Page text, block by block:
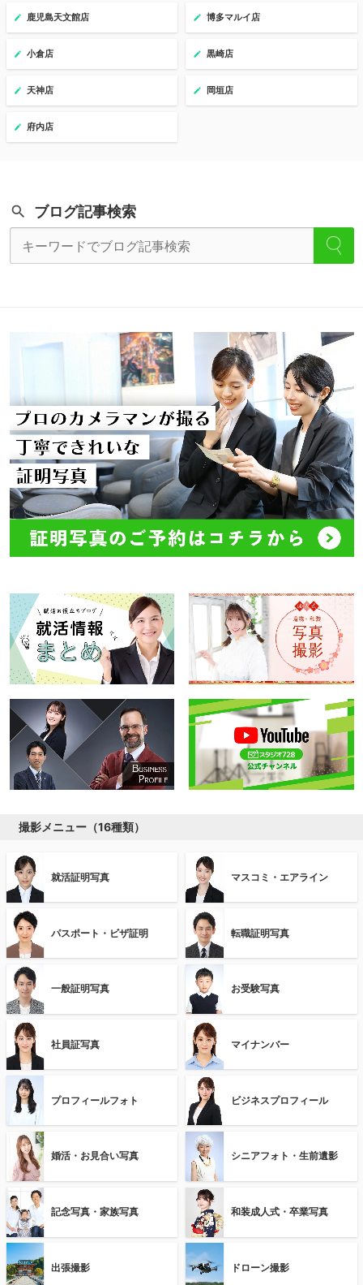
鹿児島天文館店 博多マルイ店
小倉店 黒崎店
天神店 岡垣店
府内店
ブログ記事検索
撮影メニュー（16種類）
就活証明写真 マスコミ・エアライン
パスポート・ビザ証明 転職証明写真
一般証明写真 お受験写真
社員証写真 マイナンバー
プロフィールフォト ビジネスプロフィール
婚活・お見合い写真 シニアフォト・生前遺影
記念写真・家族写真 和装成人式・卒業写真
出張撮影 ドローン撮影